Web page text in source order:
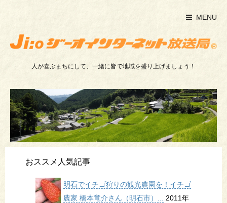
MENU
人が喜ぶまちにして、一緒に皆で地域を盛り上げましょう！
おススメ人気記事
明石でイチゴ狩りの観光農園を！イチゴ
農家 橋本竜介さん（明石市）... 2011年